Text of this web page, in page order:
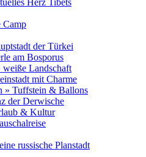
Herz Tibets
Camp
der Türkei
am Bosporus
weiße Landschaft
mit Charme
» Tuffstein & Ballons
der Derwische
& Kultur
russische Planstadt